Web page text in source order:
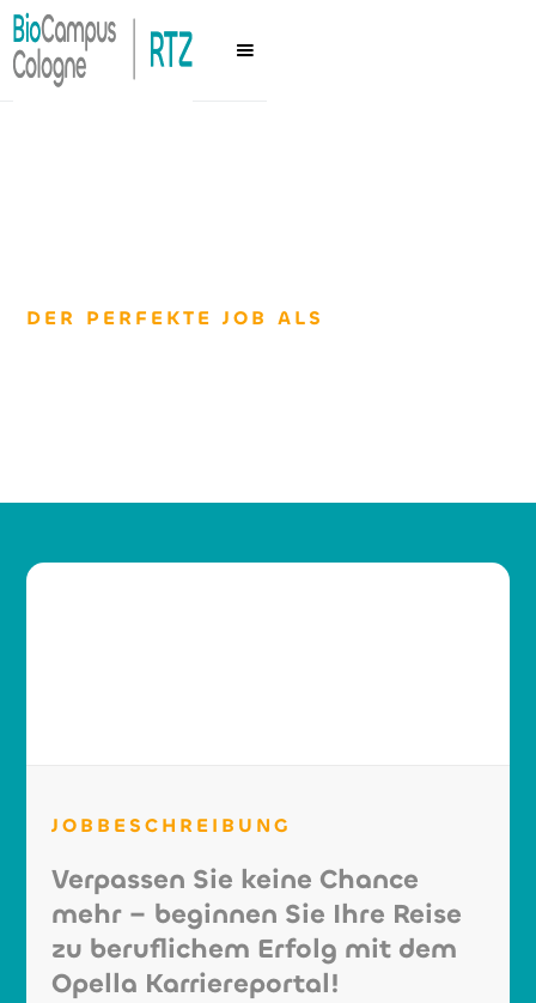
DER PERFEKTE JOB ALS
JOBBESCHREIBUNG
Verpassen Sie keine Chance
mehr – beginnen Sie Ihre Reise
zu beruflichem Erfolg mit dem
Opella Karriereportal!